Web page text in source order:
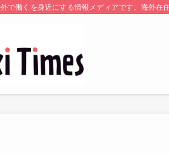
で働くを身近にする情報メディアです。海外在